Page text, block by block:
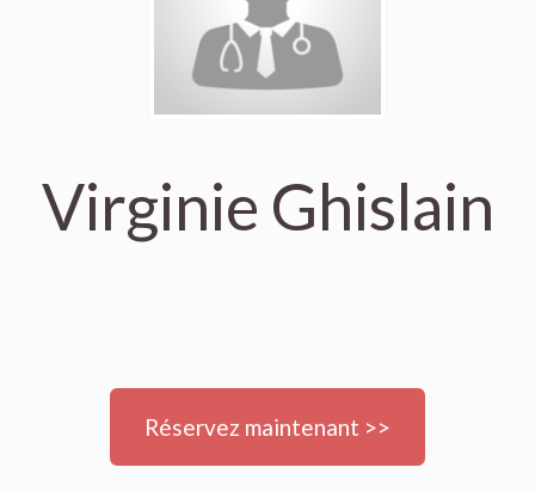
Virginie Ghislain
Réservez maintenant >>